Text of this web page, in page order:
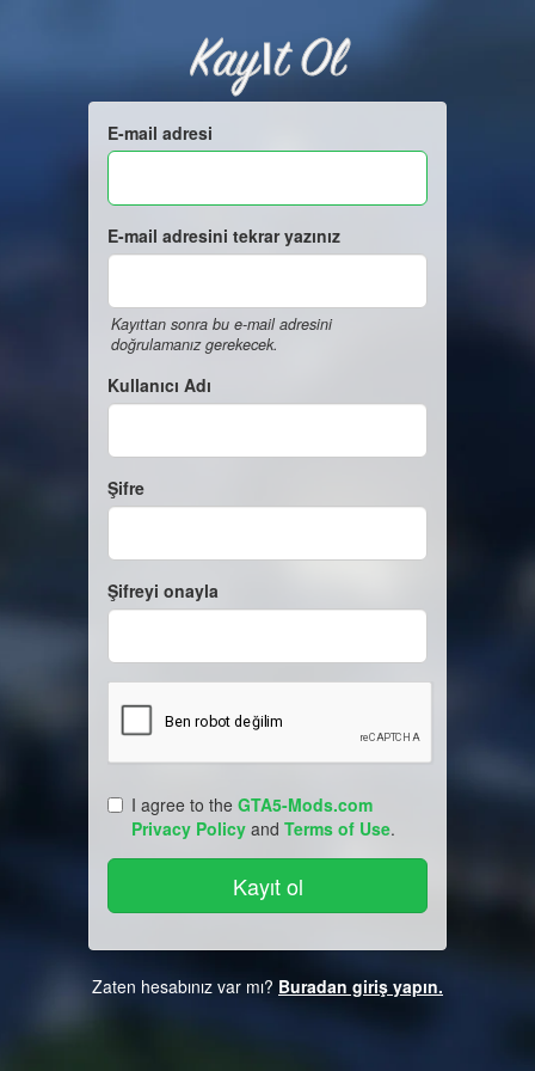
Kayıt Ol
E-mail adresi
E-mail adresini tekrar yazınız
Kayıttan sonra bu e-mail adresini
doğrulamanız gerekecek.
Kullanıcı Adı
Şifre
Şifreyi onayla
I agree to the GTA5-Mods.com
Privacy Policy and Terms of Use.
Zaten hesabınız var mı? Buradan giriş yapın.